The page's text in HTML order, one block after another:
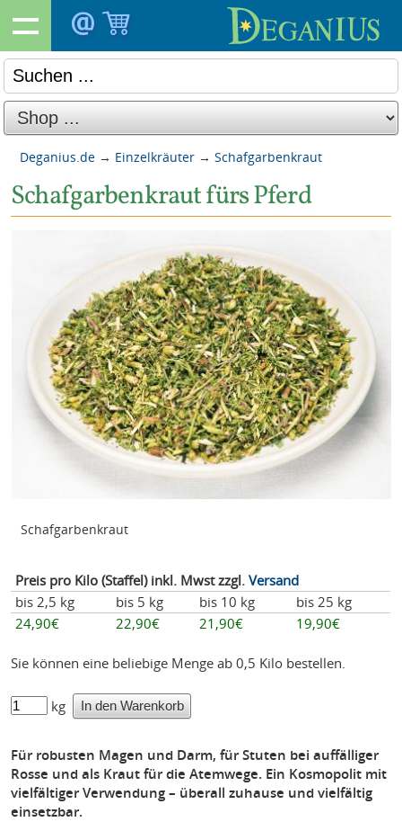
Deganius.de → Einzelkräuter → Schafgarbenkraut
Schafgarbenkraut fürs Pferd
Schafgarbenkraut
Preis pro Kilo (Staffel) inkl. Mwst zzgl. Versand
bis 2,5 kg
bis 5 kg bis 10 kg
bis 25 kg
24,90€
22,90€ 21,90€ 19,90€
Sie können eine beliebige Menge ab 0,5 Kilo bestellen.
kg
Für robusten Magen und Darm, für Stuten bei auffälliger
Rosse und als Kraut für die Atemwege. Ein Kosmopolit mit
vielfältiger Verwendung – überall zuhause und vielfältig
einsetzbar.